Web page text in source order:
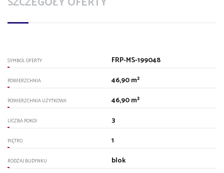
SYMBOL OFERTY FRP-MS-199048
POWIERZCHNIA 46,90 m²
POWIERZCHNIA UŻYTKOWA 46,90 m²
LICZBA POKOI 3
PIĘTRO 1
RODZAJ BUDYNKU blok